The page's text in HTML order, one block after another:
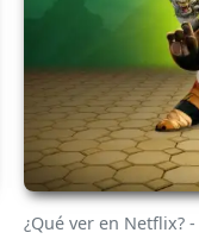
¿Qué ver en Netflix? -